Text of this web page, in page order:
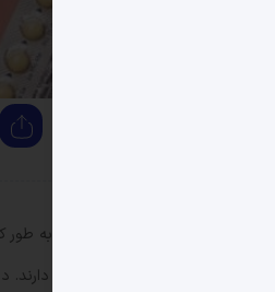
انداختن آن یا جلوگیری از آن به طور
کدام مزایا و معایب خاص خود را دارند.